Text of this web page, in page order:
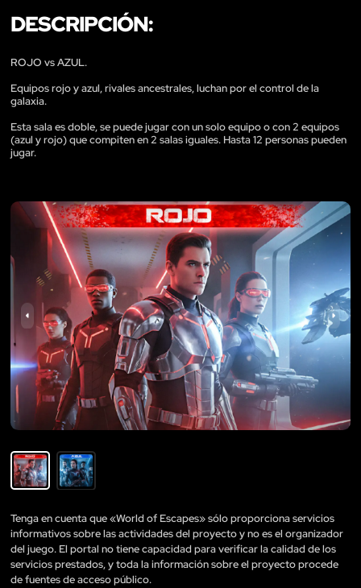
DESCRIPCIÓN:
ROJO vs AZUL.
Equipos rojo y azul, rivales ancestrales, luchan por el control de la
galaxia.
Esta sala es doble, se puede jugar con un solo equipo o con 2 equipos
(azul y rojo) que compiten en 2 salas iguales. Hasta 12 personas pueden
jugar.
Tenga en cuenta que «World of Escapes» sólo proporciona servicios
informativos sobre las actividades del proyecto y no es el organizador
del juego. El portal no tiene capacidad para verificar la calidad de los
servicios prestados, y toda la información sobre el proyecto procede
de fuentes de acceso público.